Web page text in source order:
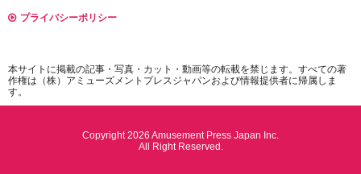
プライバシーポリシー
本サイトに掲載の記事・写真・カット・動画等の転載を禁じます。すべての著
作権は（株）アミューズメントプレスジャパンおよび情報提供者に帰属しま
す。
Copyright 2026 Amusement Press Japan Inc.
All Right Reserved.